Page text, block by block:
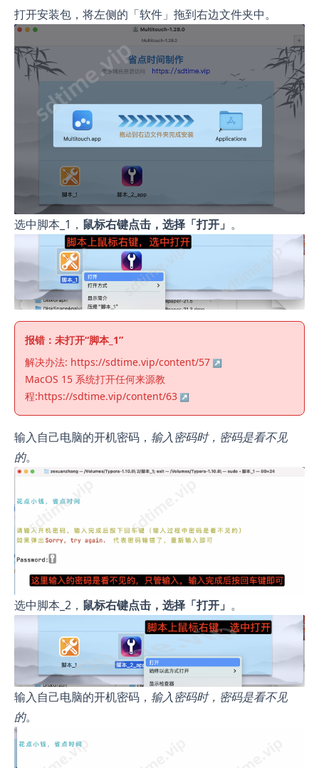
打开安装包，将左侧的「软件」拖到右边文件夹中。
选中脚本_1， 鼠标右键点击，选择「打开」 。
报错：未打开“脚本_1”
解决办法: https://sdtime.vip/content/57
MacOS 15 系统打开任何来源教
程:https://sdtime.vip/content/63
输入自己电脑的开机密码， 输入密码时，密码是看不见
的。
选中脚本_2， 鼠标右键点击，选择「打开」 。
输入自己电脑的开机密码， 输入密码时，密码是看不见
的。